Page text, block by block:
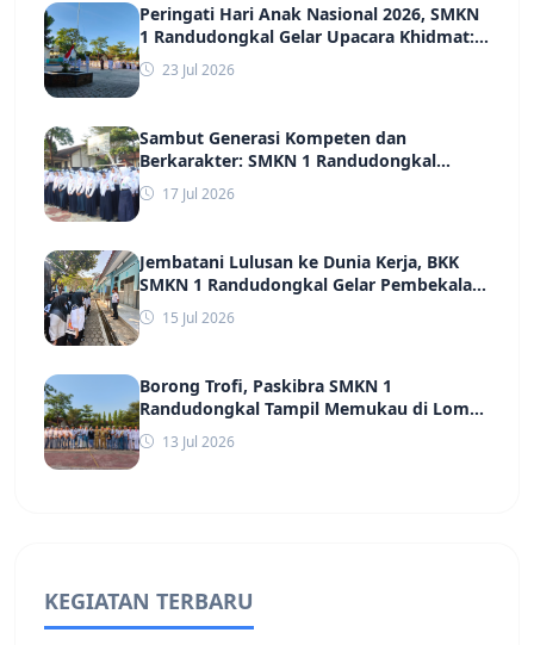
Peringati Hari Anak Nasional 2026, SMKN
1 Randudongkal Gelar Upacara Khidmat:
Tegaskan Komitmen Wujudkan
Lingkungan Belajar yang Aman, Ramah,
23 Jul 2026
Sambut Generasi Kompeten dan
Berkarakter: SMKN 1 Randudongkal
Sukses Gelar MPLS 2026 Bersama TNI,
POLRI, hingga Dinas Kesehatan
17 Jul 2026
Jembatani Lulusan ke Dunia Kerja, BKK
SMKN 1 Randudongkal Gelar Pembekalan
dan Screening Massal Jelang Rekrutmen
PT Ungaran Sari Garment
15 Jul 2026
Borong Trofi, Paskibra SMKN 1
Randudongkal Tampil Memukau di Lomba
Baris Berbaris Kabupaten Pemalang
13 Jul 2026
KEGIATAN TERBARU